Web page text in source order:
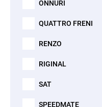
ONNURI
QUATTRO FRENI
RENZO
RIGINAL
SAT
SPEEDMATE